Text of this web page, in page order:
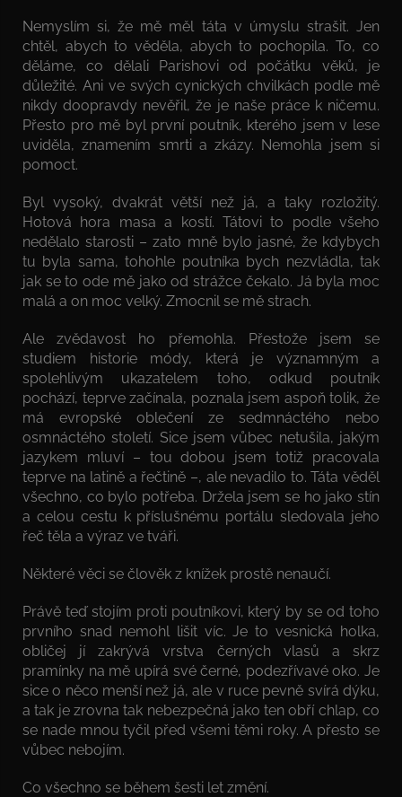
Nemyslím si, že mě měl táta v úmyslu strašit. Jen
chtěl, abych to věděla, abych to pochopila. To, co
děláme, co dělali Parishovi od počátku věků, je
důležité. Ani ve svých cynických chvilkách podle mě
nikdy doopravdy nevěřil, že je naše práce k ničemu.
Přesto pro mě byl první poutník, kterého jsem v lese
uviděla, znamením smrti a zkázy. Nemohla jsem si
pomoct.
Byl vysoký, dvakrát větší než já, a taky rozložitý.
Hotová hora masa a kostí. Tátovi to podle všeho
nedělalo starosti – zato mně bylo jasné, že kdybych
tu byla sama, tohohle poutníka bych nezvládla, tak
jak se to ode mě jako od strážce čekalo. Já byla moc
malá a on moc velký. Zmocnil se mě strach.
Ale zvědavost ho přemohla. Přestože jsem se
studiem historie módy, která je významným a
spolehlivým ukazatelem toho, odkud poutník
pochází, teprve začínala, poznala jsem aspoň tolik, že
má evropské oblečení ze sedmnáctého nebo
osmnáctého století. Sice jsem vůbec netušila, jakým
jazykem mluví – tou dobou jsem totiž pracovala
teprve na latině a řečtině –, ale nevadilo to. Táta věděl
všechno, co bylo potřeba. Držela jsem se ho jako stín
a celou cestu k příslušnému portálu sledovala jeho
řeč těla a výraz ve tváři.
Některé věci se člověk z knížek prostě nenaučí.
Právě teď stojím proti poutníkovi, který by se od toho
prvního snad nemohl lišit víc. Je to vesnická holka,
obličej jí zakrývá vrstva černých vlasů a skrz
pramínky na mě upírá své černé, podezřívavé oko. Je
sice o něco menší než já, ale v ruce pevně svírá dýku,
a tak je zrovna tak nebezpečná jako ten obří chlap, co
se nade mnou tyčil před všemi těmi roky. A přesto se
vůbec nebojím.
Co všechno se během šesti let změní.